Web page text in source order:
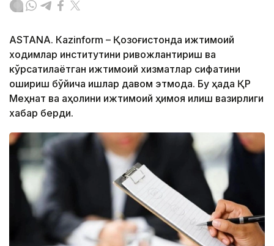
ASTANА. Кazinform – Қозоғистонда ижтимоий
ходимлар институтини ривожлантириш ва
кўрсатилаётган ижтимоий хизматлар сифатини
ошириш бўйича ишлар давом этмоқда. Бу ҳақда ҚР
Меҳнат ва аҳолини ижтимоий ҳимоя қилиш вазирлиги
хабар берди.